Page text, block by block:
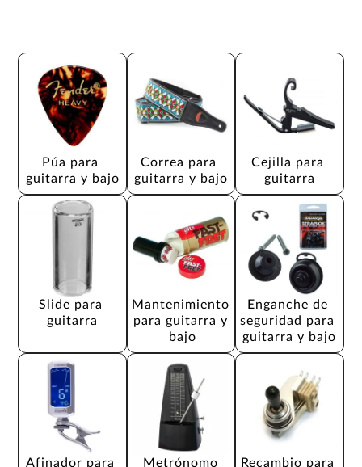
Púa para
guitarra y bajo
Correa para
guitarra y bajo
Cejilla para
guitarra
Slide para
guitarra
Mantenimiento
para guitarra y
bajo
Enganche de
seguridad para
guitarra y bajo
Afinador para Metrónomo Recambio para